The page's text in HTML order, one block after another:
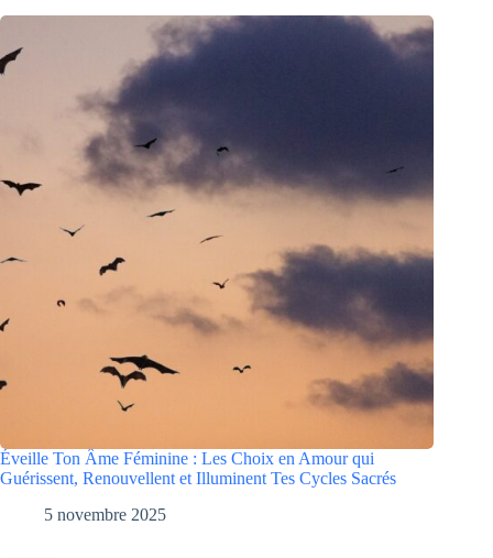
Éveille Ton Âme Féminine : Les Choix en Amour qui
Guérissent, Renouvellent et Illuminent Tes Cycles Sacrés
5 novembre 2025